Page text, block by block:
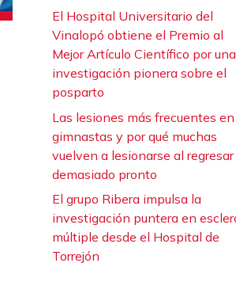
El Hospital Universitario del
Vinalopó obtiene el Premio al
Mejor Artículo Científico por una
investigación pionera sobre el
posparto
Las lesiones más frecuentes en
gimnastas y por qué muchas
vuelven a lesionarse al regresar
demasiado pronto
El grupo Ribera impulsa la
investigación puntera en
múltiple desde el Hospital de
Torrejón